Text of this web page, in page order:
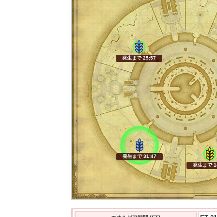
発生まで
発生まで 31:45
発生まで 25:55